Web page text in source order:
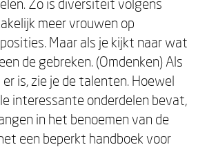
Zo is diversiteit volgens
meer vrouwen op
Maar als je kijkt naar wat
de gebreken. (Omdenken) Als
is, zie je de talenten. Hoewel
interessante onderdelen bevat,
in het benoemen van de
een beperkt handboek voor